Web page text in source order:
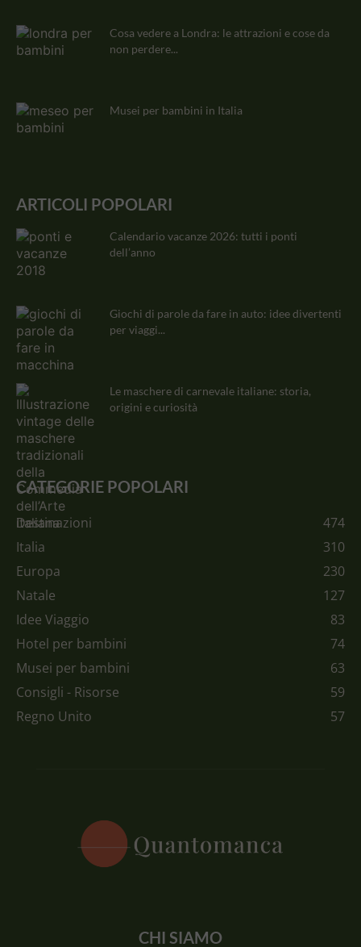
Cosa vedere a Londra: le attrazioni e cose da
non perdere...
Musei per bambini in Italia
ARTICOLI POPOLARI
Calendario vacanze 2026: tutti i ponti
dell’anno
Giochi di parole da fare in auto: idee divertenti
per viaggi...
Le maschere di carnevale italiane: storia,
origini e curiosità
CATEGORIE POPOLARI
Destinazioni
474
Italia
310
Europa
230
Natale
127
Idee Viaggio
83
Hotel per bambini
74
Musei per bambini
63
Consigli - Risorse
59
Regno Unito
57
CHI SIAMO